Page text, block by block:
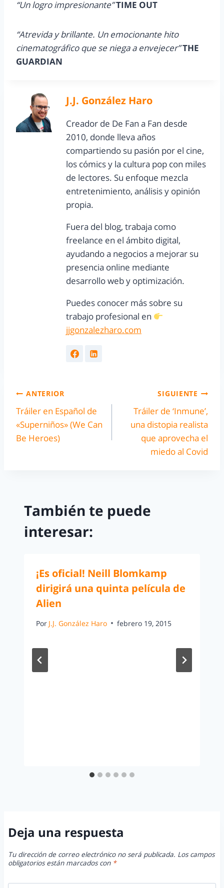
“Un logro impresionante”TIME OUT
“Atrevida y brillante. Un emocionante hito
cinematográfico que se niega a envejecer”THE
GUARDIAN
J.J. González Haro
Creador de De Fan a Fan desde
2010, donde lleva años
compartiendo su pasión por el cine,
los cómics y la cultura pop con miles
de lectores. Su enfoque mezcla
entretenimiento, análisis y opinión
propia.
Fuera del blog, trabaja como
freelance en el ámbito digital,
ayudando a negocios a mejorar su
presencia online mediante
desarrollo web y optimización.
Puedes conocer más sobre su
trabajo profesional en
jjgonzalezharo.com
ANTERIOR
Tráiler en Español de
«Superniños» (We Can
Be Heroes)
SIGUIENTE
Tráiler de ‘Inmune’,
una distopia realista
que aprovecha el
miedo al Covid
También te puede
interesar:
¡Es oficial! Neill Blomkamp
dirigirá una quinta película de
Alien
Por J.J. González Haro febrero 19, 2015
Deja una respuesta
Tu dirección de correo electrónico no será publicada. Los campos
obligatorios están marcados con *